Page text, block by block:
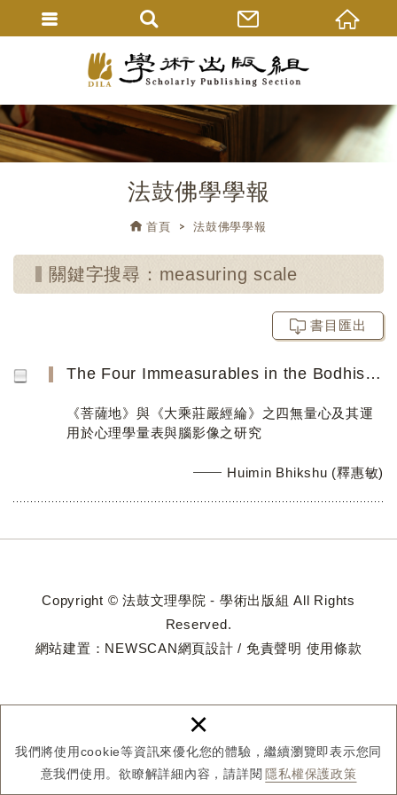
我們將使用cookie等資訊來優化您的體驗，繼續瀏覽即表示您同
意我們使用。欲瞭解詳細內容，請詳閱 隱私權保護政策
×
法鼓佛學學報
首頁 法鼓佛學學報
關鍵字搜尋：measuring scale
書目匯出
The Four Immeasurables in the Bodhisattvabhūmi and Mahāyānasūtrālaṃkāra and their Implementation in a Mea...
《菩薩地》與《大乘莊嚴經綸》之四無量心及其運
用於心理學量表與腦影像之研究
Huimin Bhikshu (釋惠敏)
Copyright © 法鼓文理學院 - 學術出版組 All Rights
Reserved.
網站建置： NEWSCAN網頁設計 / 免責聲明 使用條款